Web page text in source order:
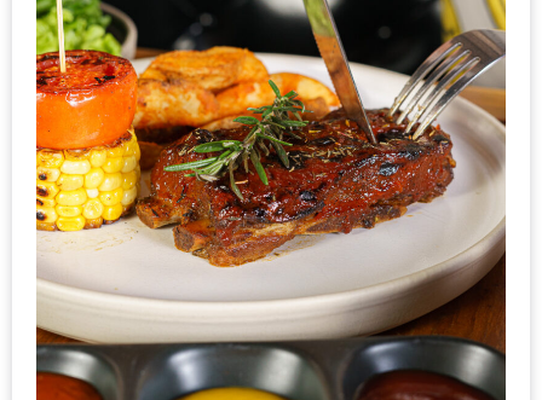
เอ่ย
อร่อย
ที่สุด?
งาน
แฟร์
เรื่อง
บ้าน
ทุก
คน
ต้อง